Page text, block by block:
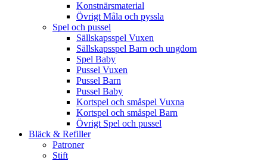
Konstnärsmaterial
Övrigt Måla och pyssla
Spel och pussel
Sällskapsspel Vuxen
Sällskapsspel Barn och ungdom
Spel Baby
Pussel Vuxen
Pussel Barn
Pussel Baby
Kortspel och småspel Vuxna
Kortspel och småspel Barn
Övrigt Spel och pussel
Bläck & Refiller
Patroner
Stift